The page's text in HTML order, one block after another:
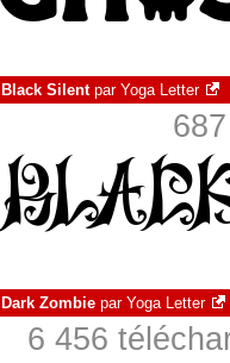
Black Silentpar Yoga Letter
Dark Zombie par Yoga Letter
6 456